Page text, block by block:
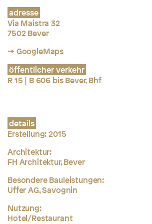
adresse
Via Maistra 32
7502 Bever
→ GoogleMaps
öffentlicher verkehr
R 15 | B 606 bis Bever, Bhf
details
Erstellung:2015
Architektur:
FH Architektur, Bever
Besondere Bauleistungen:
Uffer AG, Savognin
Nutzung:
Hotel/Restaurant